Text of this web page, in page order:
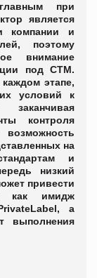
при
является
компании и
поэтому
внимание
под СТМ.
этапе,
условий к
контроля
на
и
низкий
привести
как имидж
а
выполнения